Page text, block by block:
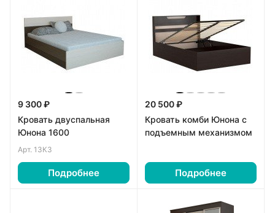
9 300 ₽
Кровать двуспальная
Юнона 1600
Арт. 13К3
Подробнее
20 500 ₽
Кровать комби Юнона с
подъемным механизмом
Подробнее